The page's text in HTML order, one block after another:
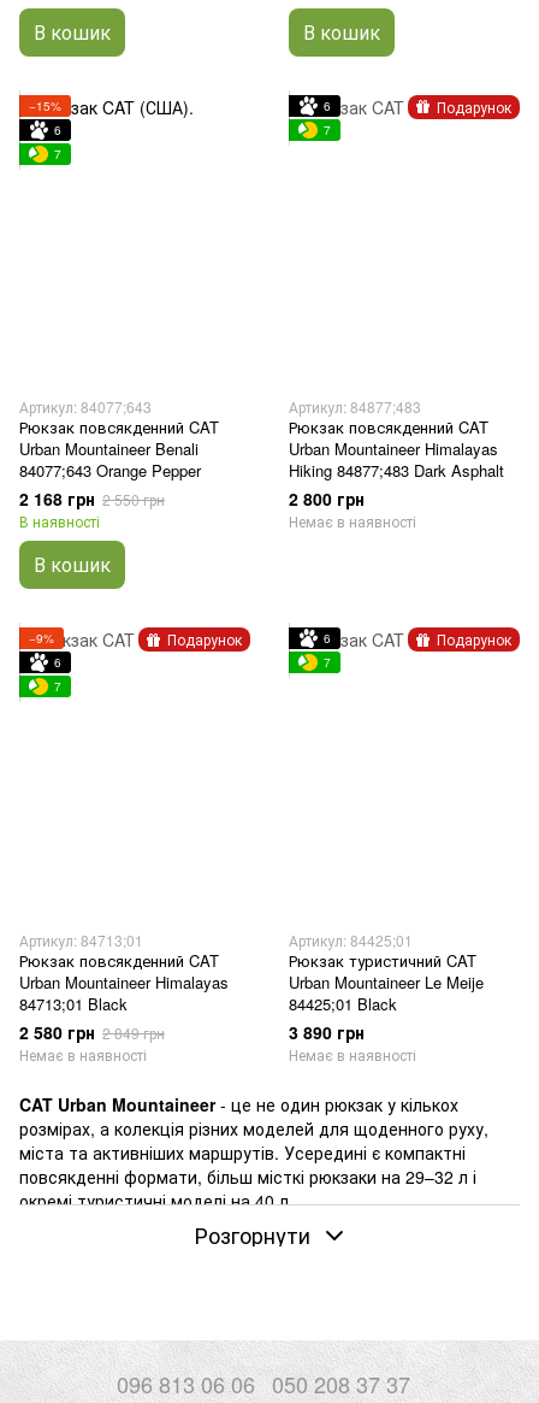
В кошик В кошик
−15%
6
7
Артикул: 84077;643
Рюкзак повсякденний CAT
Urban Mountaineer Benali
84077;643 Orange Pepper
2 168 грн 2 550 грн
В наявності
В кошик
Подарунок
6
7
Артикул: 84877;483
Рюкзак повсякденний CAT
Urban Mountaineer Himalayas
Hiking 84877;483 Dark Asphalt
2 800 грн
Немає в наявності
Подарунок
−9%
6
7
Артикул: 84713;01
Рюкзак повсякденний CAT
Urban Mountaineer Himalayas
84713;01 Black
2 580 грн 2 849 грн
Немає в наявності
Подарунок
6
7
Артикул: 84425;01
Рюкзак туристичний CAT
Urban Mountaineer Le Meije
84425;01 Black
3 890 грн
Немає в наявності
CAT Urban Mountaineer- це не один рюкзак у кількох
розмірах, а колекція різних моделей для щоденного руху,
міста та активніших маршрутів. Усередині є компактні
повсякденні формати, більш місткі рюкзаки на 29–32 л і
окремітуристичні моделіна 40 л.
пов’язаний з американським брендом Caterpillar, історія
Серія тримається на поліестері рипстоп, бічних кишенях,
зовнішніх елементах і різній внутрішній організації. Але
Розгорнути
096 813 06 06 050 208 37 37